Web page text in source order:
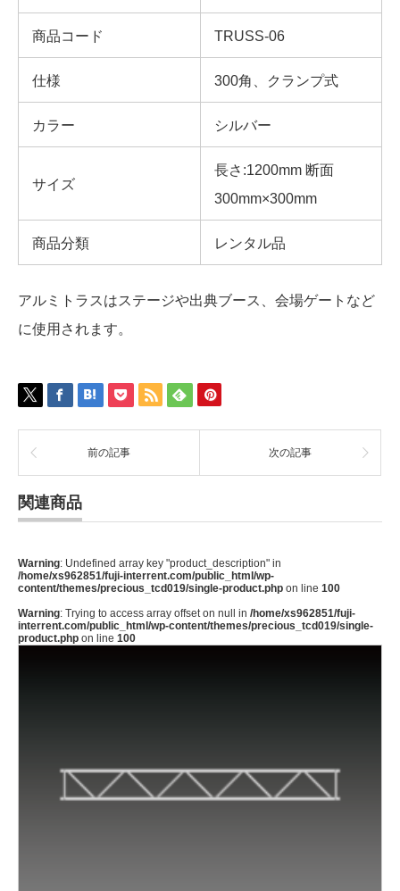
商品コード TRUSS-06
仕様 300角、クランプ式
カラー シルバー
サイズ
長さ:1200mm 断面
300mm×300mm
商品分類 レンタル品
アルミトラスはステージや出典ブース、会場ゲートなど
に使用されます。
前の記事 次の記事
関連商品
Warning: Undefined array key "product_description" in
/home/xs962851/fuji-interrent.com/public_html/wp-
content/themes/precious_tcd019/single-product.php on line 100
Warning: Trying to access array offset on null in /home/xs962851/fuji-
interrent.com/public_html/wp-content/themes/precious_tcd019/single-
product.php on line 100